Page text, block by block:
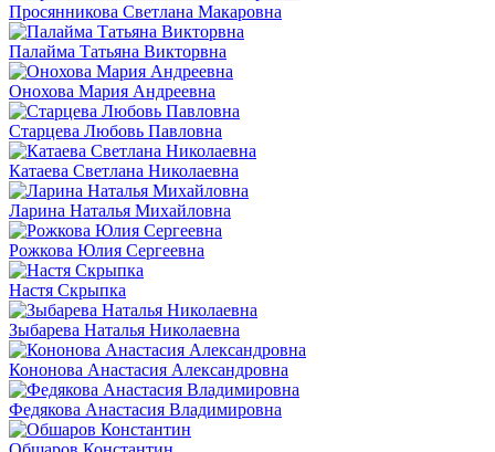
Просянникова Светлана Макаровна
Палайма Татьяна Викторвна
Онохова Мария Андреевна
Старцева Любовь Павловна
Катаева Светлана Николаевна
Ларина Наталья Михайловна
Рожкова Юлия Сергеевна
Настя Скрыпка
Зыбарева Наталья Николаевна
Кононова Анастасия Александровна
Федякова Анастасия Владимировна